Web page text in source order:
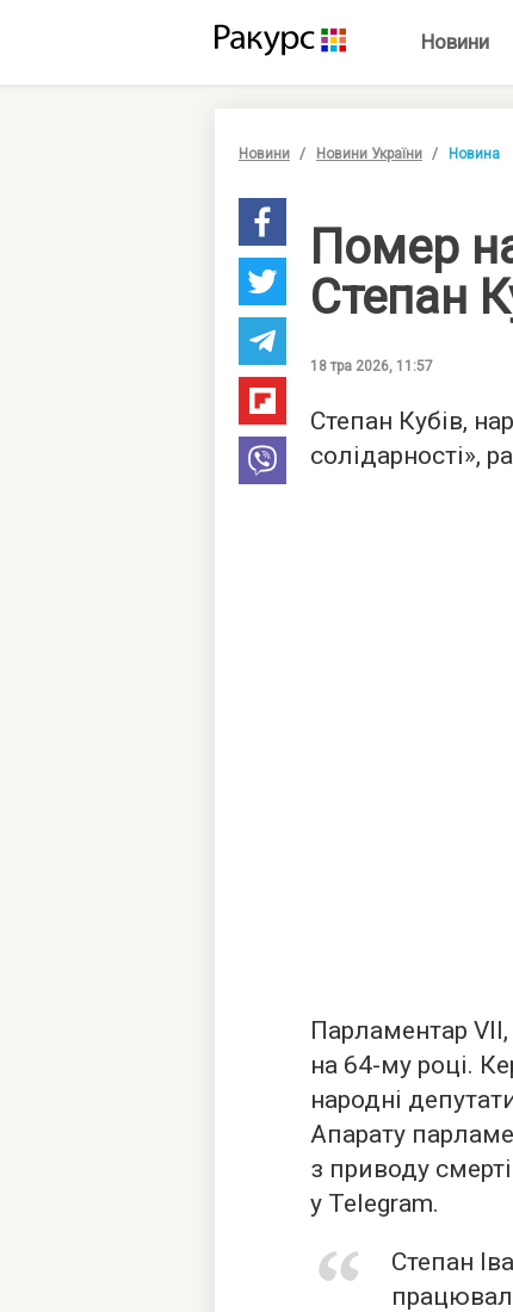
Новини
Новини Новини України Новина
Помер
Степан
18 тра 2026, 11:57
Степан Кубів,
солідарності»,
Парламентар
на 64-му році.
народні
Апарату
з приводу
у Telegram.
Степан